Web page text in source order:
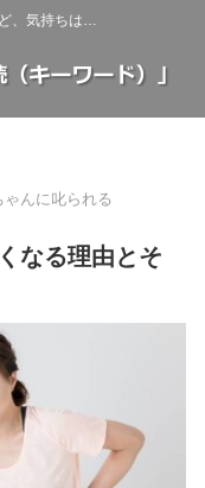
、気持ちは…
ゃんに叱られる
なる理由とそ